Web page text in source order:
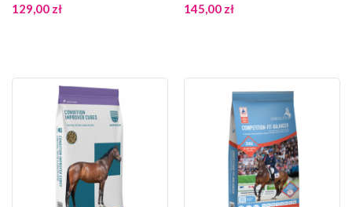
129,00 zł 145,00 zł